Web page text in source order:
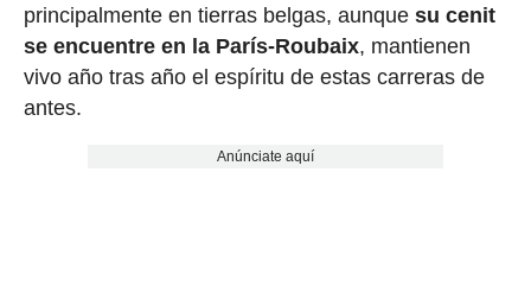
principalmente en tierras belgas, aunque su cenit
se encuentre en la París-Roubaix, mantienen
vivo año tras año el espíritu de estas carreras de
antes.
Anúnciate aquí